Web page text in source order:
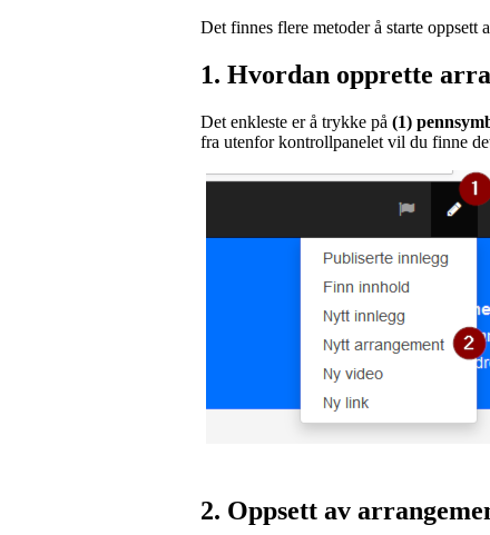
Det finnes flere metoder å starte oppsett
1. Hvordan opprette
Det enkleste er å trykke på (1)
fra utenfor kontrollpanelet vil du finne
2. Oppsett av